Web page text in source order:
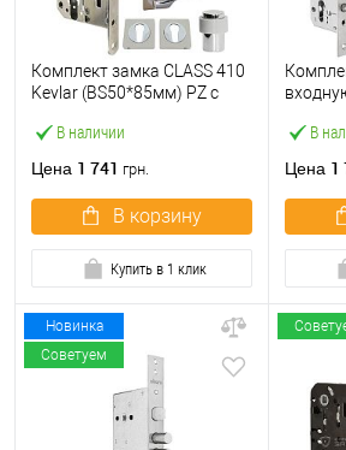
В наличии
Комплект замка CLASS 410
Kevlar (BS50*85мм) PZ с
стопором никель
Цена 1 741 грн.
В корзину
Купить в 1 клик
В
Цена 1
Новинка
Советуем